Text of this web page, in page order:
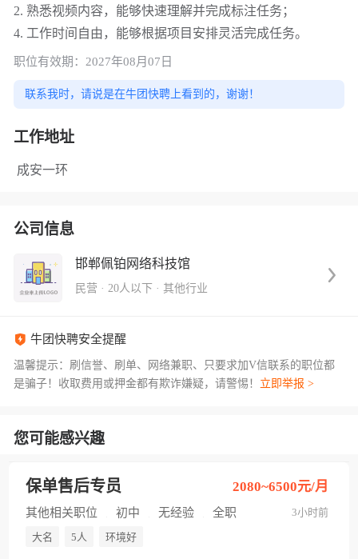
2. 熟悉视频内容，能够快速理解并完成标注任务；
4. 工作时间自由，能够根据项目安排灵活完成任务。
职位有效期：2027年08月07日
联系我时，请说是在牛团快聘上看到的，谢谢！
工作地址
成安一环
公司信息
邯郸佩铂网络科技馆
民营 · 20人以下 · 其他行业
牛团快聘安全提醒
温馨提示：刷信誉、刷单、网络兼职、只要求加V信联系的职位都
是骗子！收取费用或押金都有欺诈嫌疑，请警惕！ 立即举报 >
您可能感兴趣
保单售后专员
3小时前
2080~6500元/月
其他相关职位 初中 无经验 全职
大名 5人 环境好